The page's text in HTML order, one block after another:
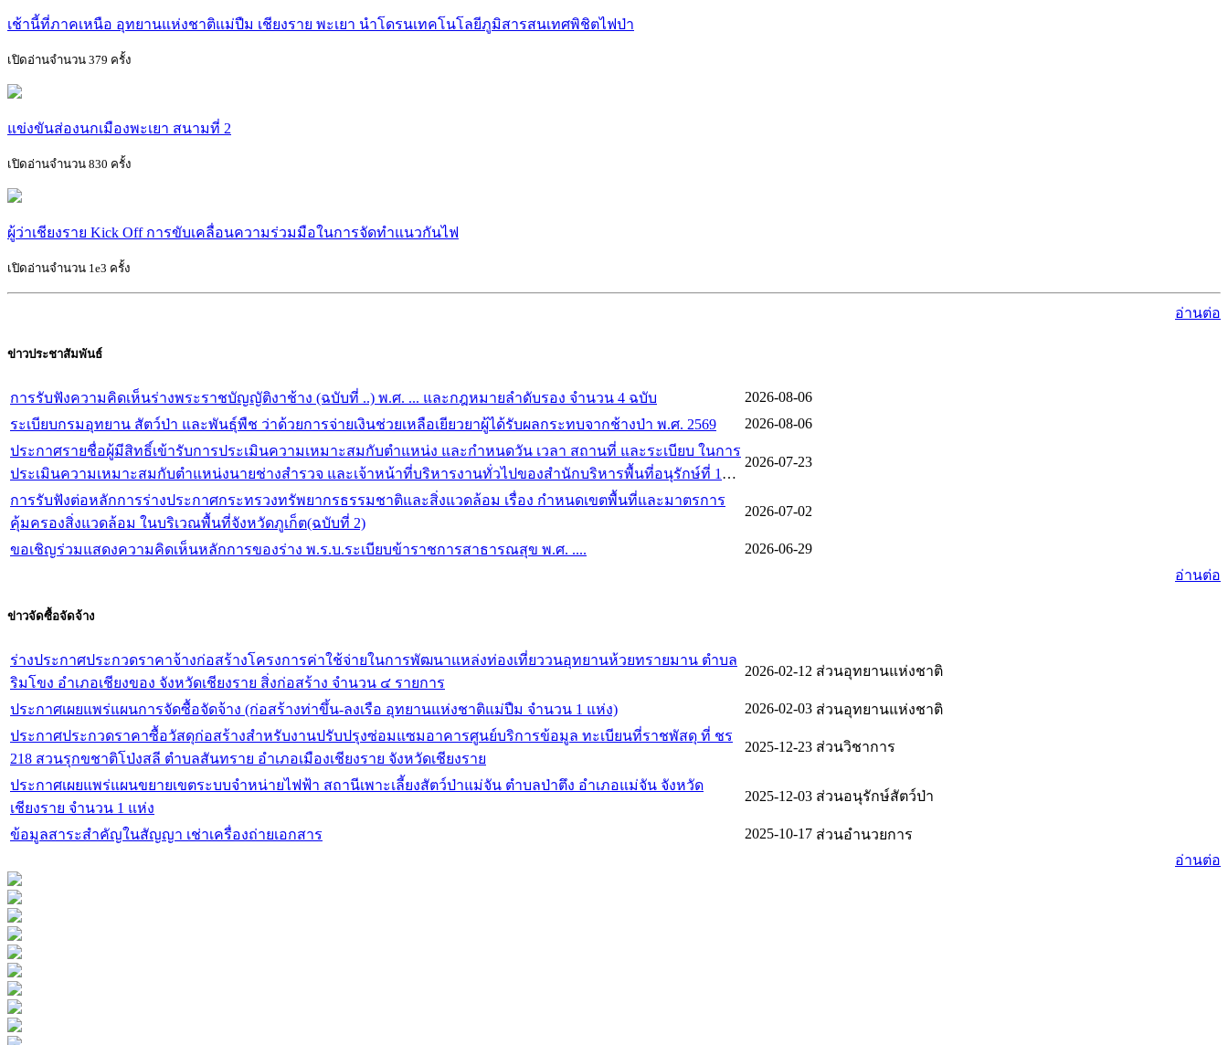
เช้านี้ที่ภาคเหนือ อุทยานแห่งชาติแม่ปืม เชียงราย พะเยา นำโดรนเทคโนโลยีภูมิสารสนเทศพิชิตไฟป่า
เปิดอ่านจำนวน 379 ครั้ง
แข่งขันส่องนกเมืองพะเยา สนามที่ 2
เปิดอ่านจำนวน 830 ครั้ง
ผู้ว่าเชียงราย Kick Off การขับเคลื่อนความร่วมมือในการจัดทำแนวกันไฟ
เปิดอ่านจำนวน 1e3 ครั้ง
อ่านต่อ
ข่าวประชาสัมพันธ์
การรับฟังความคิดเห็นร่างพระราชบัญญัติงาช้าง (ฉบับที่ ..) พ.ศ. ... และกฎหมายลำดับรอง จำนวน 4 ฉบับ
2026-08-06
ระเบียบกรมอุทยาน สัตว์ป่า และพันธุ์พืช ว่าด้วยการจ่ายเงินช่วยเหลือเยียวยาผู้ได้รับผลกระทบจากช้างป่า พ.ศ. 2569
2026-08-06
ประกาศรายชื่อผู้มีสิทธิ์เข้ารับการประเมินความเหมาะสมกับตำแหน่ง และกำหนดวัน เวลา สถานที่ และระเบียบ ในการ
ประเมินความเหมาะสมกับตำแหน่งนายช่างสำรวจ และเจ้าหน้าที่บริหารงานทั่วไปของสำนักบริหารพื้นที่อนุรักษ์ที่ 15
(เชียงราย)
2026-07-23
การรับฟังต่อหลักการร่างประกาศกระทรวงทรัพยากรธรรมชาติและสิ่งแวดล้อม เรื่อง กำหนดเขตพื้นที่และมาตรการ
คุ้มครองสิ่งแวดล้อม ในบริเวณพื้นที่จังหวัดภูเก็ต(ฉบับที่ 2)
2026-07-02
ขอเชิญร่วมแสดงความคิดเห็นหลักการของร่าง พ.ร.บ.ระเบียบข้าราชการสาธารณสุข พ.ศ. ....
2026-06-29
อ่านต่อ
ข่าวจัดซื้อจัดจ้าง
ร่างประกาศประกวดราคาจ้างก่อสร้างโครงการค่าใช้จ่ายในการพัฒนาแหล่งท่องเที่ยววนอุทยานห้วยทรายมาน ตำบล
ริมโขง อำเภอเชียงของ จังหวัดเชียงราย สิ่งก่อสร้าง จำนวน ๔ รายการ
2026-02-12 ส่วนอุทยานแห่งชาติ
ประกาศเผยแพร่แผนการจัดซื้อจัดจ้าง (ก่อสร้างท่าขึ้น-ลงเรือ อุทยานแห่งชาติแม่ปืม จำนวน 1 แห่ง) 2026-02-03 ส่วนอุทยานแห่งชาติ
ประกาศประกวดราคาซื้อวัสดุก่อสร้างสำหรับงานปรับปรุงซ่อมแซมอาคารศูนย์บริการข้อมูล ทะเบียนที่ราชพัสดุ ที่ ชร
218 สวนรุกขชาติโป่งสลี ตำบลสันทราย อำเภอเมืองเชียงราย จังหวัดเชียงราย
2025-12-23 ส่วนวิชาการ
ประกาศเผยแพร่แผนขยายเขตระบบจำหน่ายไฟฟ้า สถานีเพาะเลี้ยงสัตว์ป่าแม่จัน ตำบลป่าตึง อำเภอแม่จัน จังหวัด
เชียงราย จำนวน 1 แห่ง
2025-12-03 ส่วนอนุรักษ์สัตว์ป่า
ข้อมูลสาระสำคัญในสัญญา เช่าเครื่องถ่ายเอกสาร 2025-10-17 ส่วนอำนวยการ
อ่านต่อ